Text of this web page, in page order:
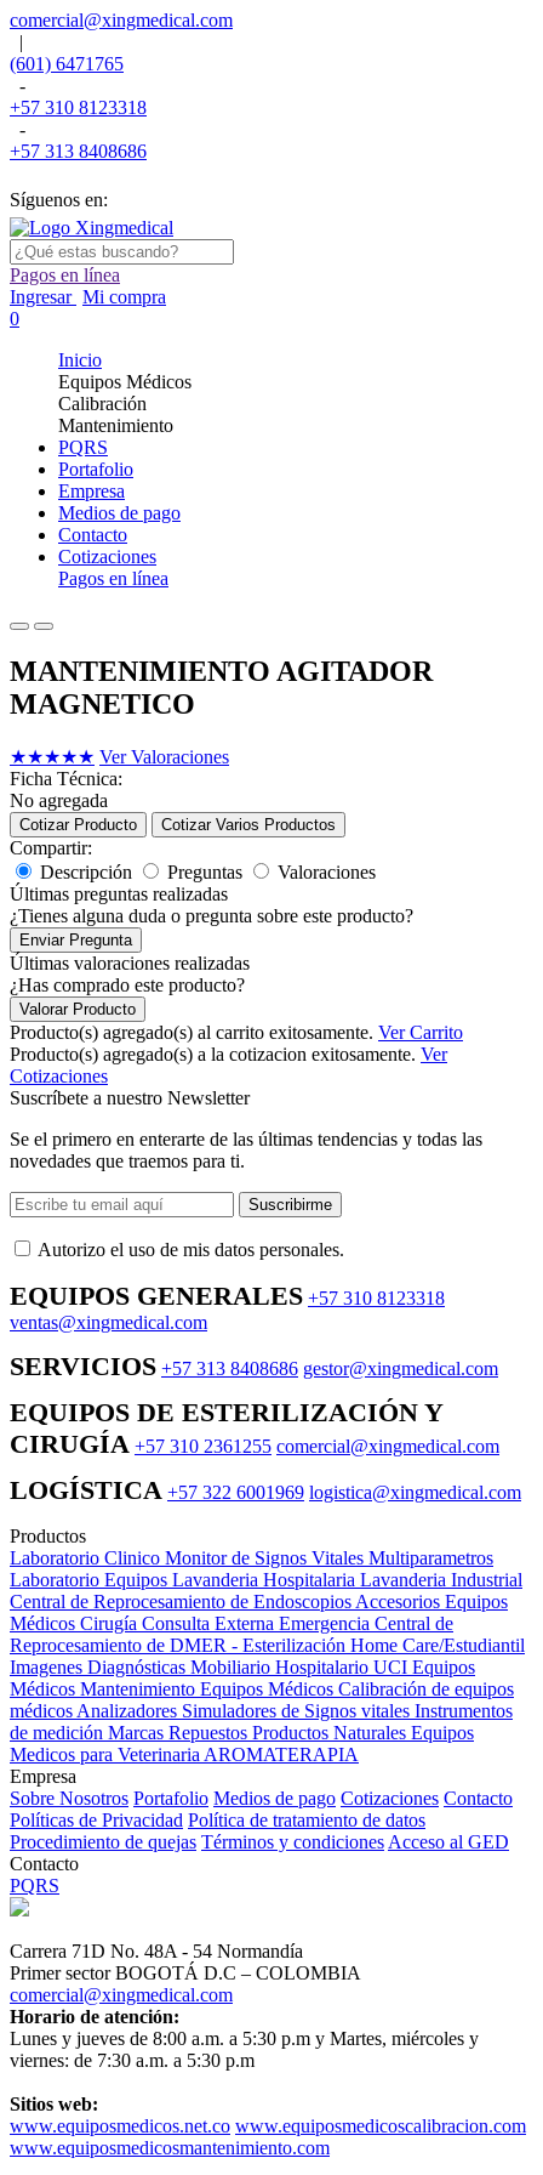
comercial@xingmedical.com
|
(601) 6471765
-
+57 310 8123318
-
+57 313 8408686
Síguenos en:
Pagos en línea
Ingresar Mi compra
0
Inicio
Equipos Médicos
Calibración
Mantenimiento
PQRS
Portafolio
Empresa
Medios de pago
Contacto
Cotizaciones
Pagos en línea
MANTENIMIENTO AGITADOR
MAGNETICO
★★★★★ Ver Valoraciones
Ficha Técnica:
No agregada
Cotizar Producto Cotizar Varios Productos
Compartir:
Descripción
Preguntas
Valoraciones
Últimas preguntas realizadas
¿Tienes alguna duda o pregunta sobre este producto?
Enviar Pregunta
Últimas valoraciones realizadas
¿Has comprado este producto?
Valorar Producto
Producto(s) agregado(s) al carrito exitosamente. Ver Carrito
Producto(s) agregado(s) a la cotizacion exitosamente. Ver
Cotizaciones
Suscríbete a nuestro Newsletter
Se el primero en enterarte de las últimas tendencias y todas las
novedades que traemos para ti.
Suscribirme
Autorizo ​​el uso de mis datos personales.
EQUIPOS GENERALES +57 310 8123318
ventas@xingmedical.com
SERVICIOS +57 313 8408686 gestor@xingmedical.com
EQUIPOS DE ESTERILIZACIÓN Y
CIRUGÍA +57 310 2361255 comercial@xingmedical.com
LOGÍSTICA +57 322 6001969 logistica@xingmedical.com
Productos
Laboratorio Clinico Monitor de Signos Vitales Multiparametros
Laboratorio Equipos Lavanderia Hospitalaria Lavanderia Industrial
Central de Reprocesamiento de Endoscopios Accesorios Equipos
Médicos Cirugía Consulta Externa Emergencia Central de
Reprocesamiento de DMER - Esterilización Home Care/Estudiantil
Imagenes Diagnósticas Mobiliario Hospitalario UCI Equipos
Médicos Mantenimiento Equipos Médicos Calibración de equipos
médicos Analizadores Simuladores de Signos vitales Instrumentos
de medición Marcas Repuestos Productos Naturales Equipos
Medicos para Veterinaria AROMATERAPIA
Empresa
Sobre Nosotros Portafolio Medios de pago Cotizaciones Contacto
Políticas de Privacidad Política de tratamiento de datos
Procedimiento de quejas Términos y condiciones Acceso al GED
Contacto
PQRS
Carrera 71D No. 48A - 54 Normandía
Primer sector BOGOTÁ D.C – COLOMBIA
comercial@xingmedical.com
Horario de atención:
Lunes y jueves de 8:00 a.m. a 5:30 p.m y Martes, miércoles y
viernes: de 7:30 a.m. a 5:30 p.m
Sitios web:
www.equiposmedicos.net.co www.equiposmedicoscalibracion.com
www.equiposmedicosmantenimiento.com